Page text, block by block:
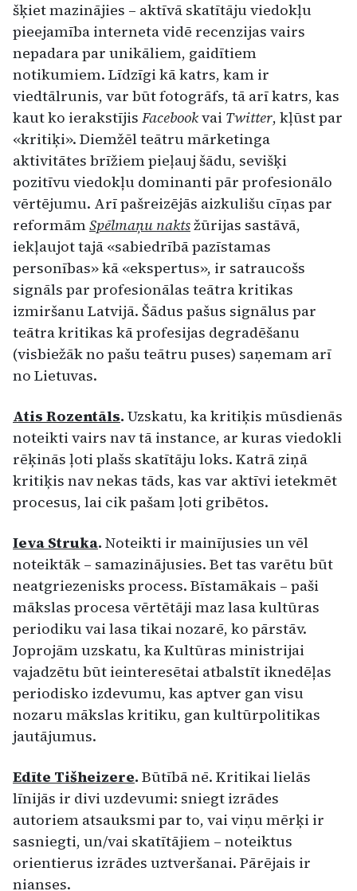
šķiet mazinājies – aktīvā skatītāju viedokļu
pieejamība interneta vidē recenzijas vairs
nepadara par unikāliem, gaidītiem
notikumiem. Līdzīgi kā katrs, kam ir
viedtālrunis, var būt fotogrāfs, tā arī katrs, kas
kaut ko ierakstījis Facebookvai Twitter, kļūst par
«kritiķi». Diemžēl teātru mārketinga
aktivitātes brīžiem pieļauj šādu, sevišķi
pozitīvu viedokļu dominanti pār profesionālo
vērtējumu. Arī pašreizējās aizkulišu cīņas par
reformāmSpēlmaņu naktsžūrijas sastāvā,
iekļaujot tajā «sabiedrībā pazīstamas
personības» kā «ekspertus», ir satraucošs
signāls par profesionālas teātra kritikas
izmiršanu Latvijā. Šādus pašus signālus par
teātra kritikas kā profesijas degradēšanu
(visbiežāk no pašu teātru puses) saņemam arī
no Lietuvas.
Atis Rozentāls. Uzskatu, ka kritiķis mūsdienās
noteikti vairs nav tā instance, ar kuras viedokli
rēķinās ļoti plašs skatītāju loks. Katrā ziņā
kritiķis nav nekas tāds, kas var aktīvi ietekmēt
procesus, lai cik pašam ļoti gribētos.
Ieva Struka. Noteikti ir mainījusies un vēl
noteiktāk – samazinājusies. Bet tas varētu būt
neatgriezenisks process. Bīstamākais – paši
mākslas procesa vērtētāji maz lasa kultūras
periodiku vai lasa tikai nozarē, ko pārstāv.
Joprojām uzskatu, ka Kultūras ministrijai
vajadzētu būt ieinteresētai atbalstīt iknedēļas
periodisko izdevumu, kas aptver gan visu
nozaru mākslas kritiku, gan kultūrpolitikas
jautājumus.
Edīte Tišheizere. Būtībā nē. Kritikai lielās
līnijās ir divi uzdevumi: sniegt izrādes
autoriem atsauksmi par to, vai viņu mērķi ir
sasniegti, un/vai skatītājiem – noteiktus
orientierus izrādes uztveršanai. Pārējais ir
nianses.